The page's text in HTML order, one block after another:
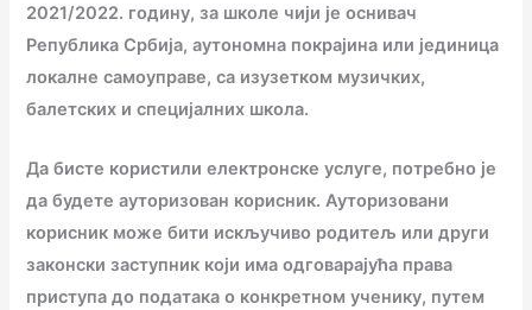
2021/2022. годину, за школе чији је оснивач
Република Србија, аутономна покрајина или јединица
локалне самоуправе, са изузетком музичких,
балетских и специјалних школа.
Да бисте користили електронске услуге, потребно је
да будете ауторизован корисник. Ауторизовани
корисник може бити искључиво родитељ или други
законски заступник који има одговарајућа права
приступа до података о конкретном ученику, путем